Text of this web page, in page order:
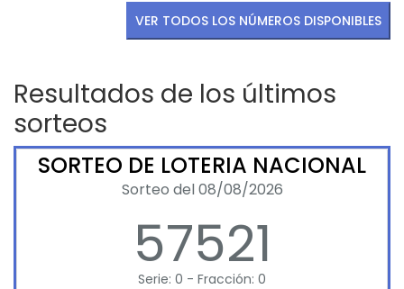
VER TODOS LOS NÚMEROS DISPONIBLES
Resultados de los últimos
sorteos
SORTEO DE LOTERIA NACIONAL
Sorteo del 08/08/2026
57521
Serie: 0 - Fracción: 0